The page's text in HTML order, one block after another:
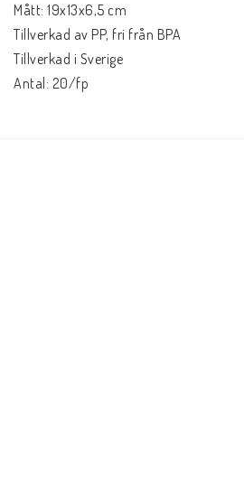
Mått: 19x13x6,5 cm
Tillverkad av PP, fri från BPA
Tillverkad i Sverige
Antal: 20/fp